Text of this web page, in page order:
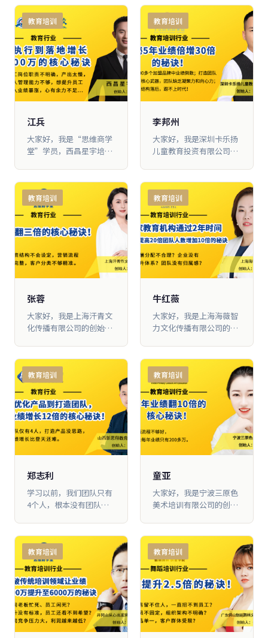
想依靠品牌实现更大的发
展，于是加盟了水星家
纺，也招了几个 帮手。但
是在那样一座小县城里，
大家的消费能力很有限，
水星家纺产品的销售情况
并不是太好。在我陷于迷
茫之际，一位朋友向我推
课程对我 们门店生意能有
所帮助，我就踏入了大脑
营行的课堂。没想到从此
开始，我的命运就 发生了
我不断学习，坚持学以致
用，将团队、产品、客户
三个板块在公司 落地，让
我从最初的6名员工，发
展到现在48名员工，从最
初每年1000万元业绩，做
到 现在每年5000万元，业
绩增长5倍。
教育培训
江兵
大家好，我是“思维商学
堂”学员，西昌星宇培训
开始学习大脑营行课程，
在7年时间里，我的企
业、团队，还有我的 个人
能力和眼界都发生了翻天
覆地的变化。我的团队从
最初的40人，发展到70
人，年产 值也从300万，
做到了现在的3000万
教育培训
李邦州
大家好，我是深圳卡乐扬
儿童教育投资有限公司
州。5年前，我加盟了某
亲子园品牌，当时在全省
100家的加盟店里， 我们
的业绩是倒数的。当我们
处在人才流失、行业越来
越卷的困境中时，遇到了
大脑营 行，通过5年时间
的学习，我们从最初的1
员从20人增加到了200 余
人，营业额增长了30倍。
我的秘诀就是“一机制、
两改革”
教育培训
张蓉
大家好，我是上海汗青文
化传播有限公司的创始
绩提升3倍，并且在疫情
期间，为了让大家能够有
更多的收入，我引进 了一
个新的产品项目，从小白
开始做起，用10个月的时
间就做到了500多万的营
业额
教育培训
牛红薇
大家好，我是上海海薇智
力文化传播有限公司的创
从5人增加到110多人，校
区由5家扩张到现在的35
家，业绩提高了20倍
教育培训
郑志利
学习以前，我们团队只有
4个人，根本没有团队思
惑也比较多。学习以后，
我对如何整合资源、如何
管理团队、如何提升 产
品、如何提升学员成绩，
进行了深度的研究
教育培训
童亚
大家好，我是宁波三原色
美术培训有限公司的创始
200多万做到2000多万，
增长了10倍
教育培训 教育培训